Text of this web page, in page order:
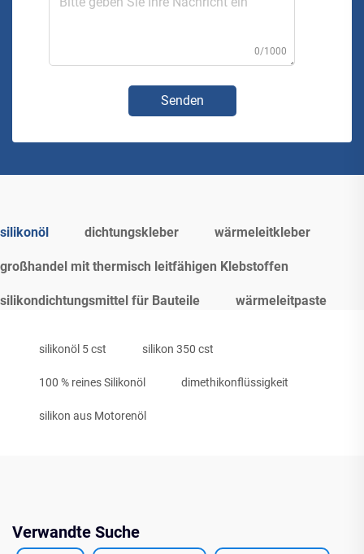
0/1000
Senden
silikonöl dichtungskleber wärmeleitkleber
großhandel mit thermisch leitfähigen Klebstoffen
silikondichtungsmittel für Bauteile wärmeleitpaste
silikonöl 5 cst silikon 350 cst
100 % reines Silikonöl dimethikonflüssigkeit
silikon aus Motorenöl
Verwandte Suche